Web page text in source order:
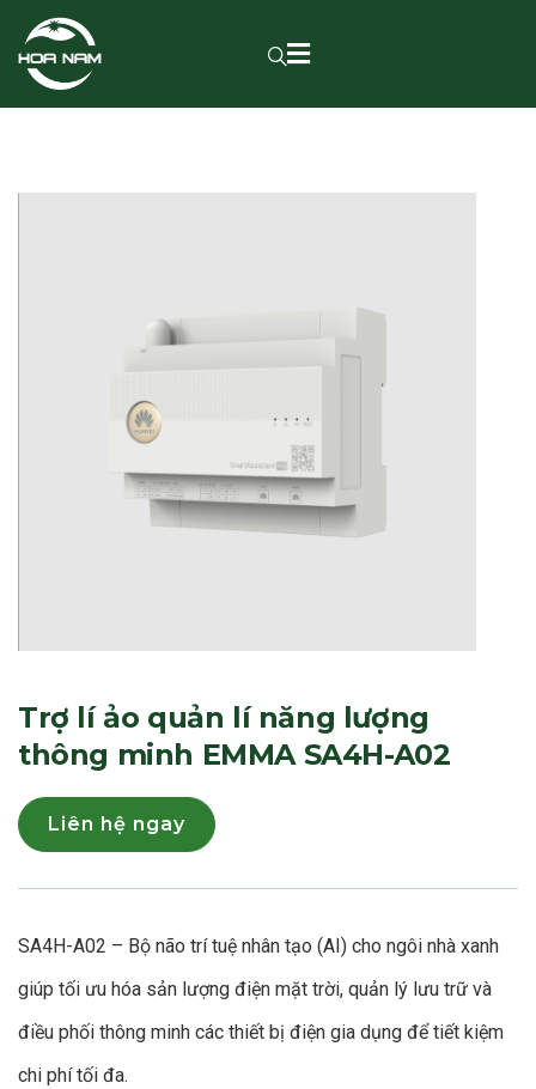
Trợ lí ảo quản lí năng lượng
thông minh EMMA SA4H-A02
Liên hệ ngay
SA4H-A02 – Bộ não trí tuệ nhân tạo (AI) cho ngôi nhà xanh
giúp tối ưu hóa sản lượng điện mặt trời, quản lý lưu trữ và
điều phối thông minh các thiết bị điện gia dụng để tiết kiệm
chi phí tối đa.